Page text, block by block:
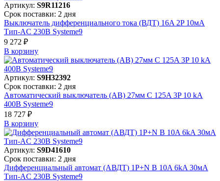
Артикул: S9R11216
Срок поставки: 2 дня
Выключатель дифференциального тока (ВДТ) 16A 2P 10мА
Тип-AC 230В Systeme9
9 272 ₽
В корзинy
Артикул: S9H32392
Срок поставки: 2 дня
Автоматический выключатель (АВ) 27мм C 125A 3P 10 kA
400В Systeme9
18 727 ₽
В корзинy
Артикул: S9D41610
Срок поставки: 2 дня
Дифференциальный автомат (АВДТ) 1P+N B 10A 6kA 30мА
Тип-AC 230В Systeme9